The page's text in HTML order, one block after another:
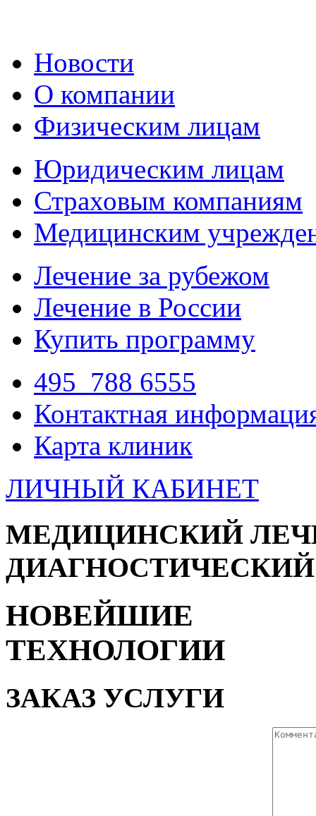
Новости
О компании
Физическим лицам
Юридическим лицам
Страховым компаниям
Медицинским
Лечение за рубежом
Лечение в России
Купить программу
495 788 6555
Контактная
Карта клиник
ЛИЧНЫЙ КАБИНЕТ
МЕДИЦИНСКИЙ
НОВЕЙШИЕ
ТЕХНОЛОГИИ
ЗАКАЗ УСЛУГИ